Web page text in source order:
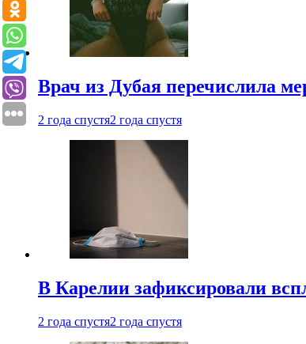
Врач из Дубая перечислила
2 года спустя2 года спустя
В Карелии зафиксировали
2 года спустя2 года спустя